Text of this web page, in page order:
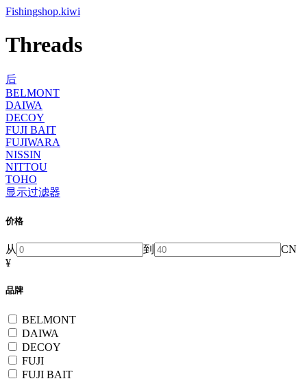
Fishingshop.kiwi
Threads
后
BELMONT
DAIWA
DECOY
FUJI BAIT
FUJIWARA
NISSIN
NITTOU
TOHO
显示过滤器
价格
从 到
CN
¥
品牌
BELMONT
DAIWA
DECOY
FUJI
FUJI BAIT